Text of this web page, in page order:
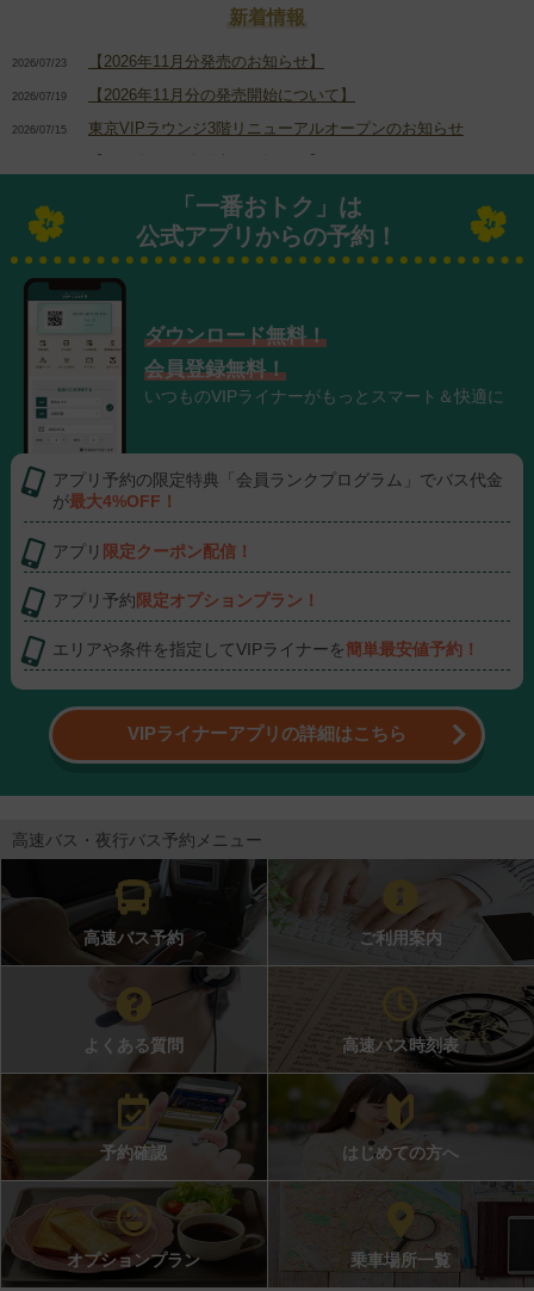
新着情報
2026/07/23 【2026年11月分発売のお知らせ】
2026/07/19 【2026年11月分の発売開始について】
2026/07/15 東京VIPラウンジ3階リニューアルオープンのお知らせ
【2026年10月分の発売開始について】
2026/05/28 【先着100名様】神戸牛そぼろ丼を無料提供！
2026/05/18 【2026年9月分発売のお知らせ】
2026/05/10
モバイルバッテリーの持ち込みについてのお願い
2025/10/10 富山・金沢から名古屋・中部国際空港を結ぶ新路線誕生！
2025/07/17 VIPライナーのアプリがリニューアル
2024/04/01
2023/07/14 「スマホし放題バス」対象便続々登場！
2023/05/30 運休便が不定期にていよいよ復活！
2023/02/20 サポートセンター お電話対応終了のお知らせ
2022/09/29 VIPラウンジ料金・ご利用方法変更について
「一番おトク」は
公式アプリからの予約！
ダウンロード無料！
会員登録無料！
いつものVIPライナーがもっとスマート＆快適に
アプリ予約の限定特典「会員ランクプログラム」でバス代金
が最大4%OFF！
アプリ 限定クーポン配信！
アプリ予約限定オプションプラン！
エリアや条件を指定してVIPライナーを簡単最安値予約！
VIPライナーアプリの詳細はこちら
高速バス・夜行バス予約メニュー
高速バス予約 ご利用案内
よくある質問 高速バス時刻表
予約確認 はじめての方へ
オプションプラン 乗車場所一覧